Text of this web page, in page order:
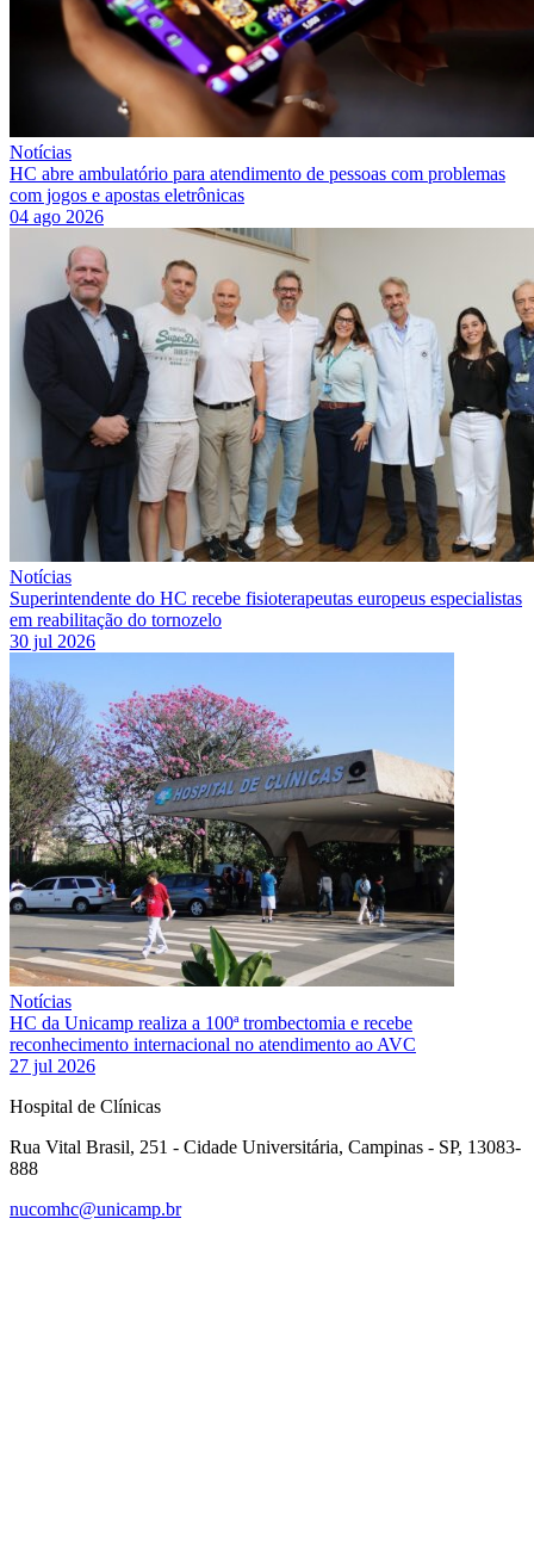
Notícias
HC abre ambulatório para atendimento de pessoas com problemas
com jogos e apostas eletrônicas
04 ago 2026
Notícias
Superintendente do HC recebe fisioterapeutas europeus especialistas
em reabilitação do tornozelo
30 jul 2026
Notícias
HC da Unicamp realiza a 100ª trombectomia e recebe
reconhecimento internacional no atendimento ao AVC
27 jul 2026
Hospital de Clínicas
Rua Vital Brasil, 251 - Cidade Universitária, Campinas - SP, 13083-
888
nucomhc@unicamp.br